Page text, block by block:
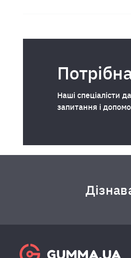
Наші спеціалісти
запитання і